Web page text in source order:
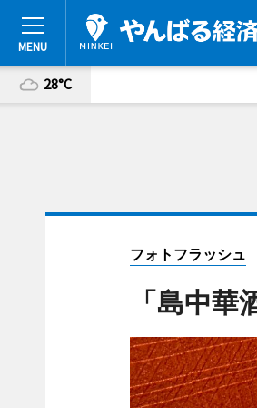
28°C
フォトフラッシュ
「島中